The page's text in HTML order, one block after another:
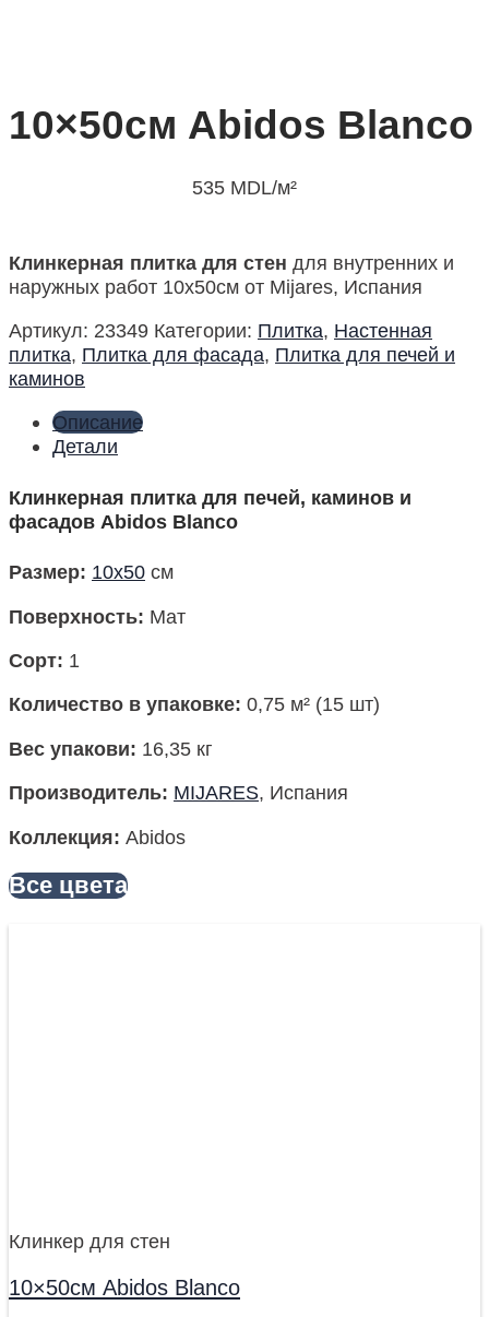
10×50см Abidos Blanco
535 MDL/м²
Клинкерная плитка для стен для внутренних и
наружных работ 10х50см от Mijares, Испания
Артикул: 23349 Категории: Плитка, Настенная
плитка, Плитка для фасада, Плитка для печей и
каминов
Описание
Детали
Клинкерная плитка для печей, каминов и
фасадов Abidos Blanco
Размер: 10х50 см
Поверхность: Мат
Сорт: 1
Количество в упаковке: 0,75 м² (15 шт)
Вес упакови: 16,35 кг
Производитель: MIJARES, Испания
Коллекция: Abidos
Все цвета
Клинкер для стен
10×50см Abidos Blanco